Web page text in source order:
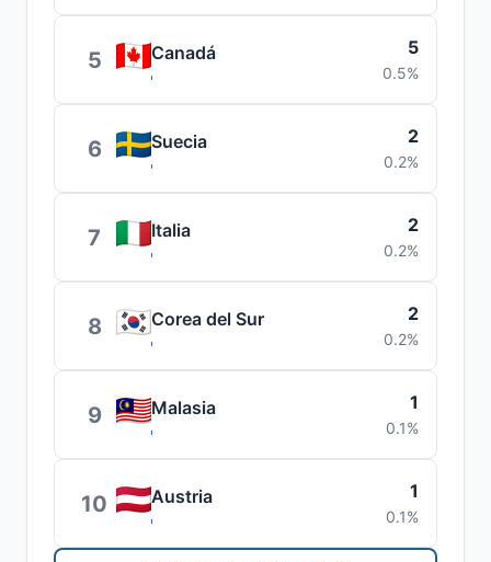
5 Canadá 5
0.5%
6 Suecia 2
0.2%
7 Italia 2
0.2%
8 Corea del Sur 2
0.2%
9 Malasia 1
0.1%
10 Austria 1
0.1%